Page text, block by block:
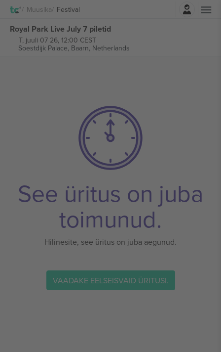
Muusika Festival
Royal Park Live July 7 piletid
T, juuli 07 26, 12:00 CEST
Soestdijk Palace, Baarn, Netherlands
See üritus on juba
toimunud.
Hilinesite, see üritus on juba aegunud.
VAADAKE EELSEISVAID ÜRITUSI.